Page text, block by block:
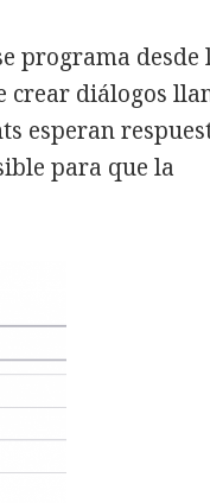
programa desde
crear diálogos
esperan
para que la